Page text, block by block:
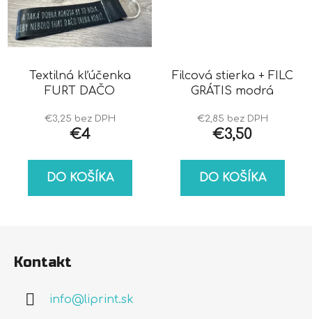
Textilná kľúčenka
FURT DAČO
€3,25 bez DPH
€4
DO KOŠÍKA
Filcová stierka + FILC
GRÁTIS modrá
€2,85 bez DPH
€3,50
DO KOŠÍKA
Kontakt
info@liprint.sk